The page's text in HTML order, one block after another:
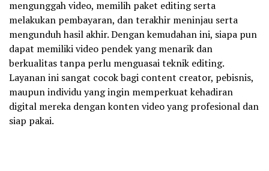
mengunggah video, memilih paket editing serta
melakukan pembayaran, dan terakhir meninjau serta
mengunduh hasil akhir. Dengan kemudahan ini, siapa pun
dapat memiliki video pendek yang menarik dan
berkualitas tanpa perlu menguasai teknik editing.
Layanan ini sangat cocok bagi content creator, pebisnis,
maupun individu yang ingin memperkuat kehadiran
digital mereka dengan konten video yang profesional dan
siap pakai.